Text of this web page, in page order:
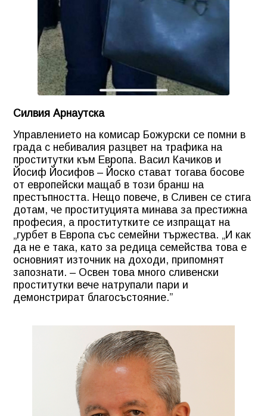
Силвия Арнаутска
Управлението на комисар Божурски се помни в
града с небивалия разцвет на трафика на
проститутки към Европа. Васил Качиков и
Йосиф Йосифов – Йоско стават тогава босове
от европейски мащаб в този бранш на
престъпността. Нещо повече, в Сливен се стига
дотам, че проституцията минава за престижна
професия, а проститутките се изпращат на
„гурбет в Европа със семейни тържества. „И как
да не е така, като за редица семейства това е
основният източник на доходи, припомнят
запознати. – Освен това много сливенски
проститутки вече натрупали пари и
демонстрират благосъстояние.”